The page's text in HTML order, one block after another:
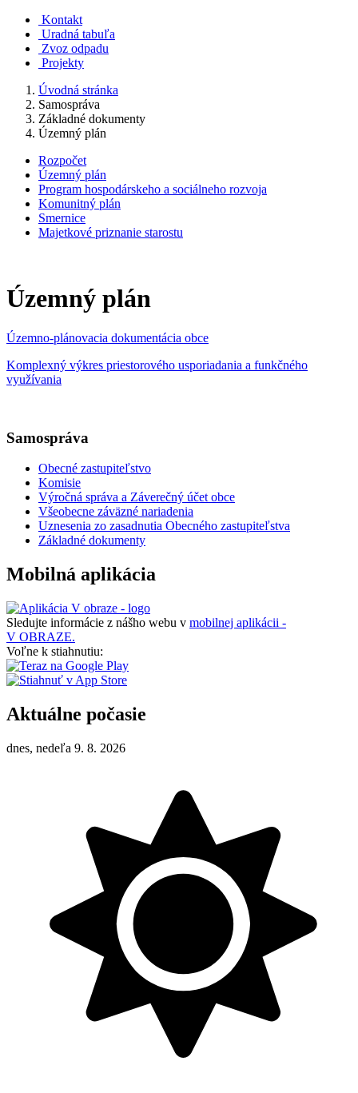
Kontakt
Uradná tabuľa
Zvoz odpadu
Projekty
Úvodná stránka
Samospráva
Základné dokumenty
Územný plán
Rozpočet
Územný plán
Program hospodárskeho a sociálneho rozvoja
Komunitný plán
Smernice
Majetkové priznanie starostu
Územný plán
Územno-plánovacia dokumentácia obce
Komplexný výkres priestorového usporiadania a funkčného
využívania
Samospráva
Obecné zastupiteľstvo
Komisie
Výročná správa a Záverečný účet obce
Všeobecne záväzné nariadenia
Uznesenia zo zasadnutia Obecného zastupiteľstva
Základné dokumenty
Mobilná aplikácia
Sledujte informácie z nášho webu v mobilnej aplikácii -
V OBRAZE.
Voľne k stiahnutiu:
Aktuálne počasie
dnes, nedeľa 9. 8. 2026